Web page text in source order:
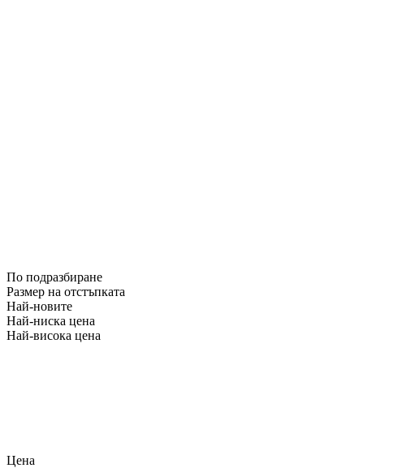
По подразбиране
Размер на отстъпката
Най-новите
Най-ниска цена
Най-висока цена
Цена